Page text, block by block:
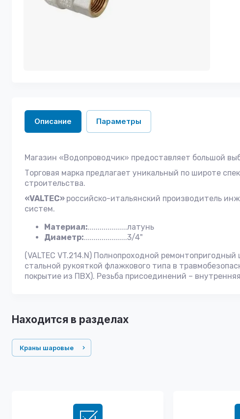
Описание Параметры
Магазин «Водопроводчик» предоставляет большой
Торговая марка предлагает уникальный по широте
строительства.
«VALTEC» российско-итальянский производитель
систем.
Материал:....................латунь
Диаметр:......................3/4"
(VALTEC VT.214.N) Полнопроходной
стальной рукояткой флажкового типа в
покрытие из ПВХ). Резьба присоединений –
Находится в разделах
Краны шаровые